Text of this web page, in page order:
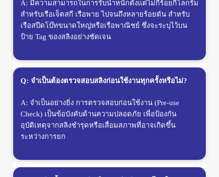
A: มีความสามารถในการรับน้ำหนักตั้งแต่ไม่กี่ร้อยกิโลกรัม
สำหรับเรือเจ็ตสกี เรือพาย ไปจนถึงหลายร้อยตัน สำหรับ
เรือสปีดโบ๊ทขนาดใหญ่หรือเรือพาณิชย์ ซึ่งจะระบุไว้บน
ป้าย Tag ของสลิงอย่างชัดเจน
Q: จำเป็นต้องตรวจสอบสลิงก่อนใช้งานทุกครั้งหรือไม่?
A: จำเป็นอย่างยิ่ง การตรวจสอบก่อนใช้งาน (Pre-use
Check) เป็นข้อบังคับด้านความปลอดภัย เพื่อป้องกัน
อุบัติเหตุจากสลิงชำรุดหรือเสื่อมสภาพที่อาจเกิดขึ้น
ระหว่างการยก